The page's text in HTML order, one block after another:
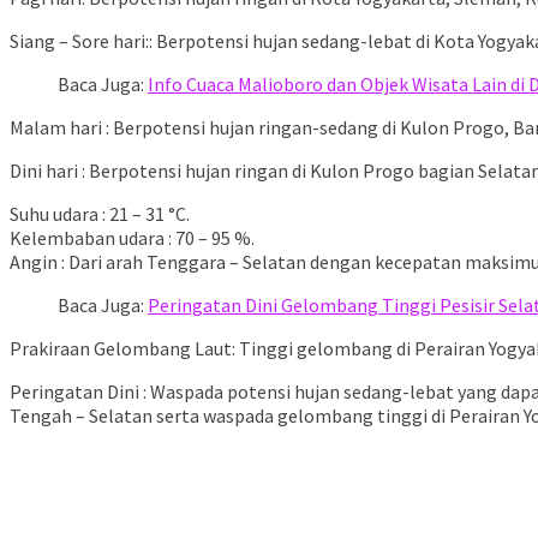
Siang – Sore hari:: Berpotensi hujan sedang-lebat di Kota
Baca Juga: Info Cuaca Malioboro dan Objek Wisata Lain di
Malam hari : Berpotensi hujan ringan-sedang di Kulon Progo,
Dini hari : Berpotensi hujan ringan di Kulon Progo bagian
Suhu udara : 21 – 31 °C.
Kelembaban udara : 70 – 95 %.
Angin : Dari arah Tenggara – Selatan dengan kecepatan
Baca Juga: Peringatan Dini Gelombang Tinggi Pesisir
Prakiraan Gelombang Laut: Tinggi gelombang di Perairan
Peringatan Dini : Waspada potensi hujan sedang-lebat yang
Tengah – Selatan serta waspada gelombang tinggi di Perairan